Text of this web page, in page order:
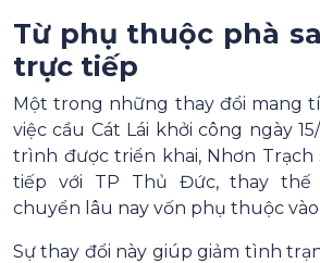
Từ phụ thuộc phà
trực tiếp
Một trong những thay đổi mang
việc cầu Cát Lái khởi công ngày
trình được triển khai, Nhơn Trạch
tiếp với TP Thủ Đức, thay thế
chuyển lâu nay vốn phụ thuộc vào
Sự thay đổi này giúp giảm tình